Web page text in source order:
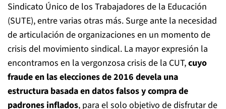
Sindicato Único de los Trabajadores de la Educación
(SUTE), entre varias otras más. Surge ante la necesidad
de articulación de organizaciones en un momento de
crisis del movimiento sindical. La mayor expresión la
encontramos en la vergonzosa crisis de la CUT,cuyo
fraude en las elecciones de 2016 devela una
estructura basada en datos falsos y compra de
padrones inflados, para el solo objetivo de disfrutar de